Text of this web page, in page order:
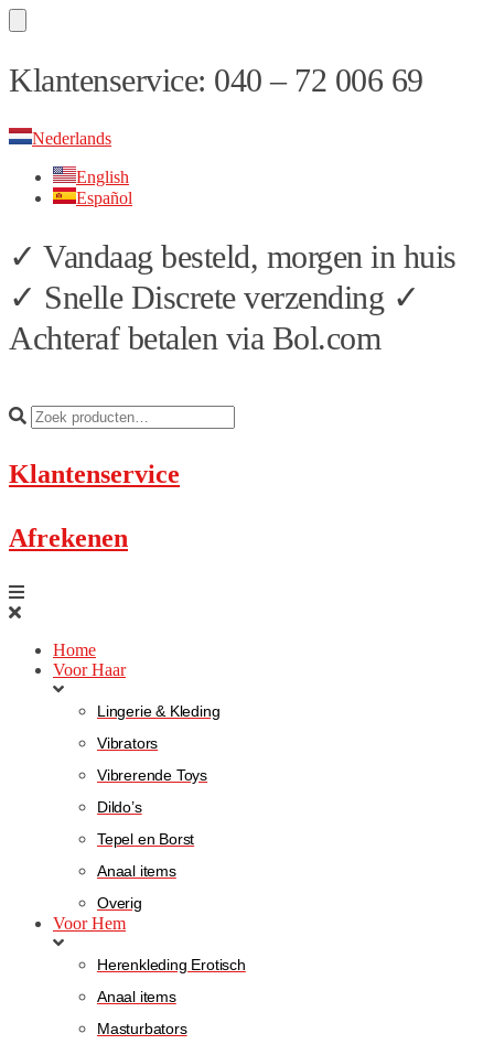
Skip
to
Skip
to
Klantenservice: 040 – 72 006 69
Nederlands
English
Español
✓ Vandaag besteld, morgen in huis
✓ Snelle Discrete verzending ✓
Achteraf betalen via Bol.com
Klantenservice
Afrekenen
Home
Voor Haar
Lingerie & Kleding
Vibrators
Vibrerende Toys
Dildo’s
Tepel en Borst
Anaal items
Overig
Voor Hem
Herenkleding Erotisch
Anaal items
Masturbators